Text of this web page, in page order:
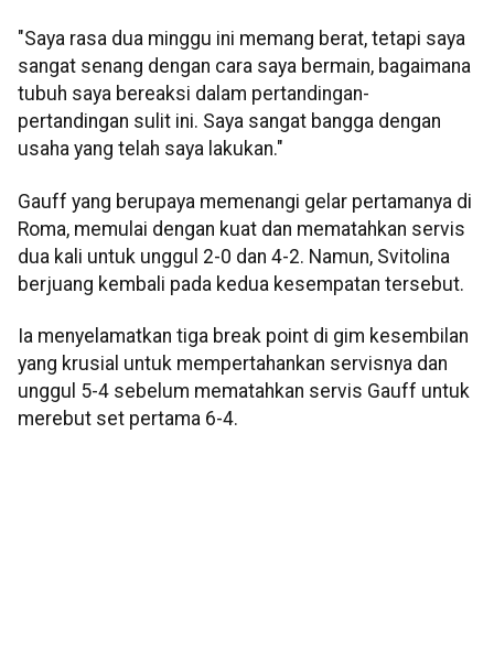
"Saya rasa dua minggu ini memang berat, tetapi saya
sangat senang dengan cara saya bermain, bagaimana
tubuh saya bereaksi dalam pertandingan-
pertandingan sulit ini. Saya sangat bangga dengan
usaha yang telah saya lakukan."
Gauff yang berupaya memenangi gelar pertamanya di
Roma, memulai dengan kuat dan mematahkan servis
dua kali untuk unggul 2-0 dan 4-2. Namun, Svitolina
berjuang kembali pada kedua kesempatan tersebut.
Ia menyelamatkan tiga break point di gim kesembilan
yang krusial untuk mempertahankan servisnya dan
unggul 5-4 sebelum mematahkan servis Gauff untuk
merebut set pertama 6-4.